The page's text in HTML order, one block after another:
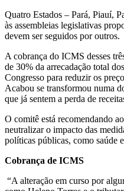
Quatro Estados – Pará, Piauí,
às assembleias legislativas
devem ser seguidos por outros.
A cobrança do ICMS desses
de 30% da arrecadação total
Congresso para reduzir os
Acabou se transformou numa
que já sentem a perda de
O comitê está recomendando
neutralizar o impacto das
políticas públicas, como saúde
Cobrança de ICMS
“A alteração em curso por